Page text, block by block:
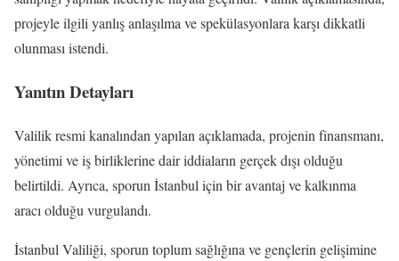
projeyle ilgili yanlış anlaşılma ve spekülasyonlara karşı dikkatli
olunması istendi.
Yanıtın Detayları
Valilik resmi kanalından yapılan açıklamada, projenin finansmanı,
yönetimi ve iş birliklerine dair iddiaların gerçek dışı olduğu
belirtildi. Ayrıca, sporun İstanbul için bir avantaj ve kalkınma
aracı olduğu vurgulandı.
İstanbul Valiliği, sporun toplum sağlığına ve gençlerin gelişimine